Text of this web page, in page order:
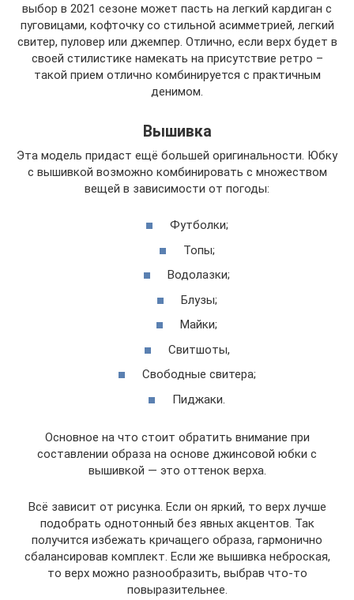
выбор в 2021 сезоне может пасть на легкий кардиган с
пуговицами, кофточку со стильной асимметрией, легкий
свитер, пуловер или джемпер. Отлично, если верх будет в
своей стилистике намекать на присутствие ретро –
такой прием отлично комбинируется с практичным
денимом.
Вышивка
Эта модель придаст ещё большей оригинальности. Юбку
с вышивкой возможно комбинировать с множеством
вещей в зависимости от погоды:
Футболки;
Топы;
Водолазки;
Блузы;
Майки;
Свитшоты,
Свободные свитера;
Пиджаки.
Основное на что стоит обратить внимание при
составлении образа на основе джинсовой юбки с
вышивкой — это оттенок верха.
Всё зависит от рисунка. Если он яркий, то верх лучше
подобрать однотонный без явных акцентов. Так
получится избежать кричащего образа, гармонично
сбалансировав комплект. Если же вышивка неброская,
то верх можно разнообразить, выбрав что-то
повыразительнее.